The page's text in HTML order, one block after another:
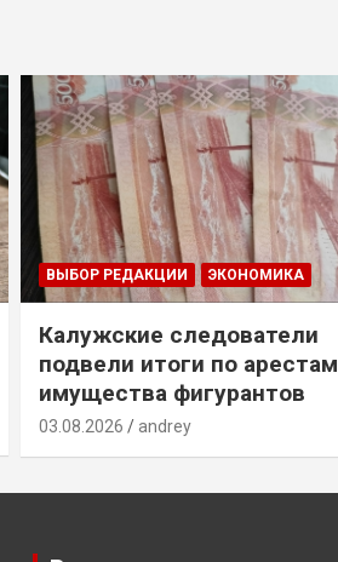
ВЫБОР РЕДАКЦИИ ЭКОНОМИКА
Калужские следователи
подвели итоги по арестам
имущества фигурантов
03.08.2026 andrey